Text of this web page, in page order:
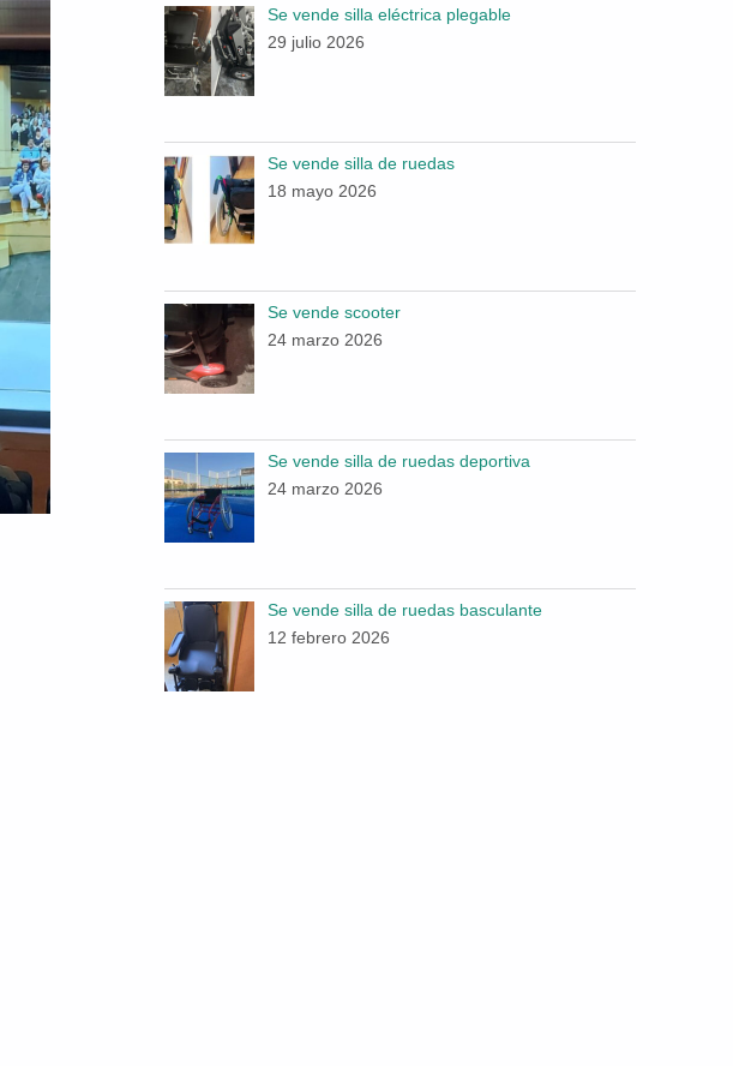
Se vende silla eléctrica plegable
29 julio 2026
Se vende silla de ruedas
18 mayo 2026
Se vende scooter
24 marzo 2026
Se vende silla de ruedas deportiva
24 marzo 2026
Se vende silla de ruedas basculante
12 febrero 2026